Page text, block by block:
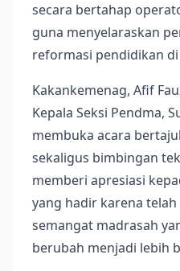
secara bertahap
guna menyelaraskan
reformasi pendidikan
Kakankemenag, Afif
Kepala Seksi Pendma,
membuka acara
sekaligus bimbingan
memberi apresiasi
yang hadir karena
semangat madrasah
berubah menjadi lebih